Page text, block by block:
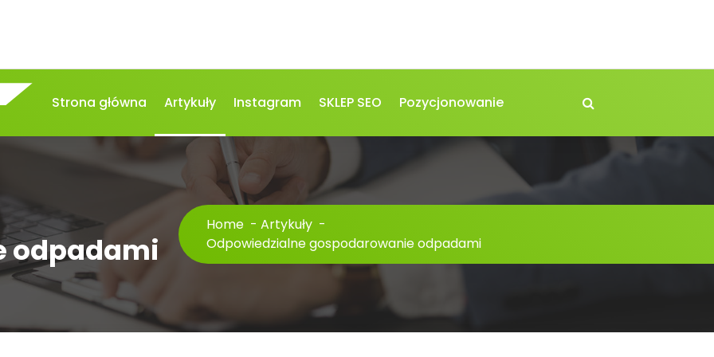
Strona główna Artykuły Instagram SKLEP SEO Pozycjonowanie
odpadami
Home - Artykuły -
Odpowiedzialne gospodarowanie odpadami